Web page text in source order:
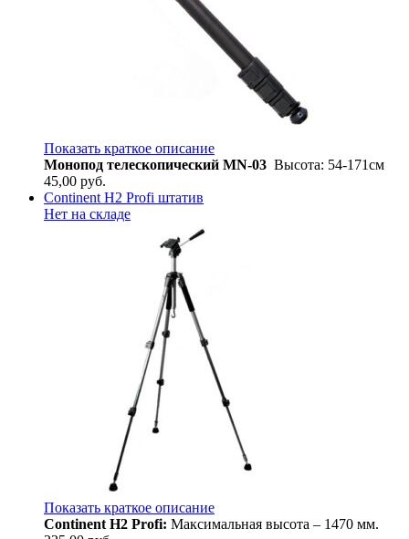
Показать краткое описание
Монопод телескопический MN-03 Высота: 54-171см
45,00 руб.
Continent H2 Profi штатив
Нет на складе
Показать краткое описание
Continent H2 Profi: Максимальная высота – 1470 мм.